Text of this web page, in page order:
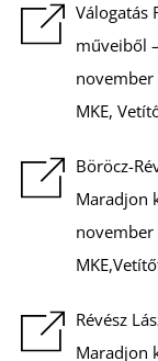
Válogatás
műveiből
MKE,
Böröcz-
Maradjon
november
Révész
Maradjon